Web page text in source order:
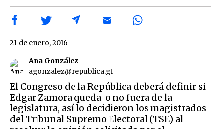
Ana González
agonzalez@republica.gt
21 de enero, 2016
El Congreso de la República deberá definir si
Edgar Zamora queda o no fuera de la
legislatura, así lo decidieron los magistrados
del Tribunal Supremo Electoral (TSE) al